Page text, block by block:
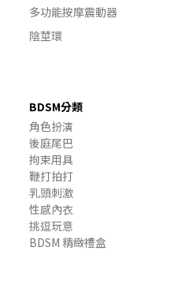
多功能按摩震動器
陰莖環
BDSM分類
角色扮演
後庭尾巴
拘束用具
鞭打拍打
乳頭刺激
性感內衣
挑逗玩意
BDSM 精緻禮盒